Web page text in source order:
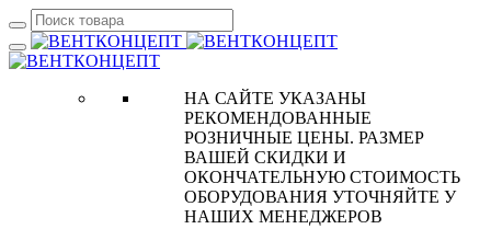
НА САЙТЕ УКАЗАНЫ
РЕКОМЕНДОВАННЫЕ
РОЗНИЧНЫЕ ЦЕНЫ. РАЗМЕР
ВАШЕЙ СКИДКИ И
ОКОНЧАТЕЛЬНУЮ СТОИМОСТЬ
ОБОРУДОВАНИЯ УТОЧНЯЙТЕ У
НАШИХ МЕНЕДЖЕРОВ